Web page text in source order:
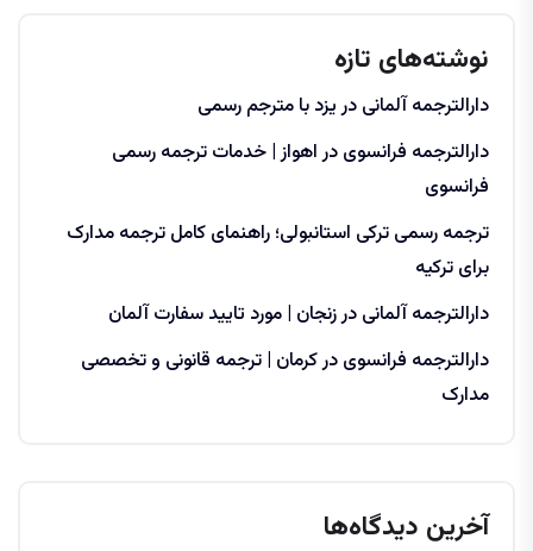
نوشته‌های تازه
دارالترجمه آلمانی در یزد با مترجم رسمی
دارالترجمه فرانسوی در اهواز | خدمات ترجمه رسمی
فرانسوی
ترجمه رسمی ترکی استانبولی؛ راهنمای کامل ترجمه مدارک
برای ترکیه
دارالترجمه آلمانی در زنجان | مورد تایید سفارت آلمان
دارالترجمه فرانسوی در کرمان | ترجمه قانونی و تخصصی
مدارک
آخرین دیدگاه‌ها